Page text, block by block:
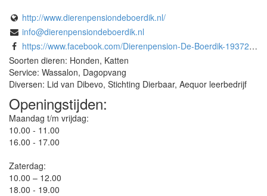
http://www.dierenpensiondeboerdik.nl/
info@dierenpensiondeboerdik.nl
https://www.facebook.com/Dierenpension-De-Boerdik-193725274074822
Soorten dieren: Honden, Katten
Service: Wassalon, Dagopvang
Diversen: Lid van Dibevo, Stichting Dierbaar, Aequor leerbedrijf
Openingstijden:
Maandag t/m vrijdag:
10.00 - 11.00
16.00 - 17.00
Zaterdag:
10.00 – 12.00
18.00 - 19.00